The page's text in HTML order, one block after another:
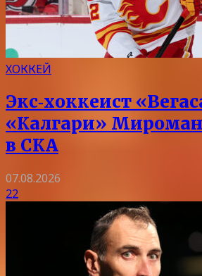
ХОККЕЙ
Экс‑хоккеист
«Калгари»
в СКА
07.08.2026
22